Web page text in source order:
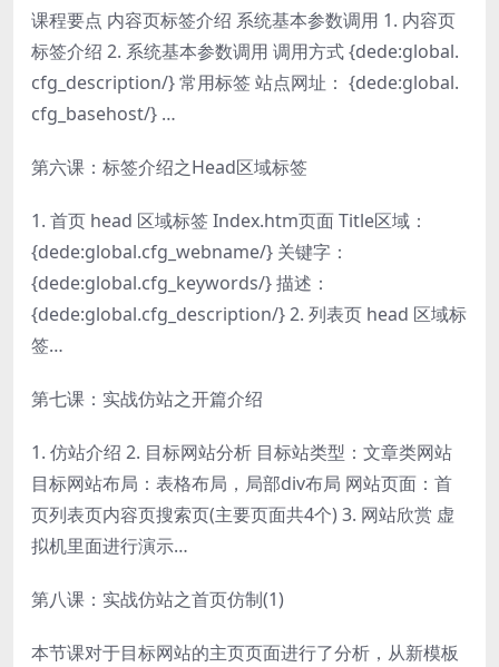
课程要点 内容页标签介绍 系统基本参数调用 1. 内容页
标签介绍 2. 系统基本参数调用 调用方式 {dede:global.
cfg_description/} 常用标签 站点网址： {dede:global.
cfg_basehost/} …
第六课：标签介绍之Head区域标签
1. 首页 head 区域标签 Index.htm页面 Title区域：
{dede:global.cfg_webname/} 关键字：
{dede:global.cfg_keywords/} 描述：
{dede:global.cfg_description/} 2. 列表页 head 区域标
签…
第七课：实战仿站之开篇介绍
1. 仿站介绍 2. 目标网站分析 目标站类型：文章类网站
目标网站布局：表格布局，局部div布局 网站页面：首
页列表页内容页搜索页(主要页面共4个) 3. 网站欣赏 虚
拟机里面进行演示…
第八课：实战仿站之首页仿制(1)
本节课对于目标网站的主页页面进行了分析，从新模板